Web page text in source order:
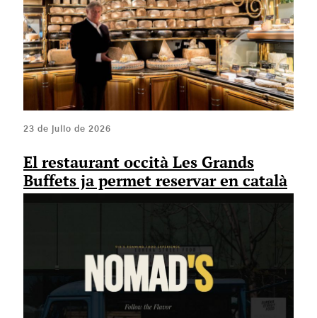
23 de julio de 2026
El restaurant occità Les Grands
Buffets ja permet reservar en català